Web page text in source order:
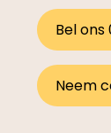
Bel ons
Neem